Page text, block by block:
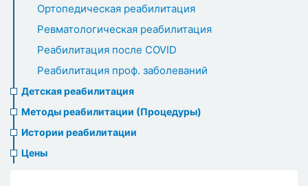
Ортопедическая реабилитация
Ревматологическая реабилитация
Реабилитация после COVID
Реабилитация проф. заболеваний
Детская реабилитация
Методы реабилитации (Процедуры)
Истории реабилитации
Цены